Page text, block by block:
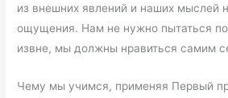
из внешних явлений и наших мыслей
ощущения. Нам не нужно пытаться
извне, мы должны нравиться самим
Чему мы учимся, применяя Первый